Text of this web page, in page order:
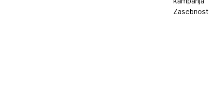
Zasebnost